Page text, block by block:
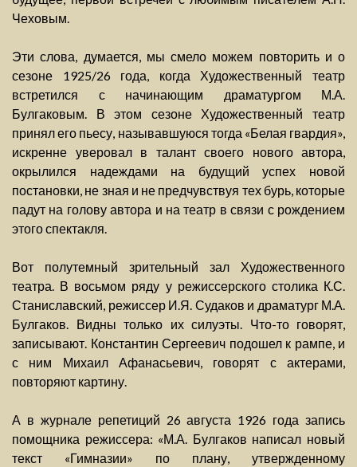
Чеховым.
Эти слова, думается, мы смело можем повторить и о
сезоне 1925/26 года, когда Художественный театр
встретился с начинающим драматургом М.А.
Булгаковым. В этом сезоне Художественный театр
принял его пьесу, называвшуюся тогда «Белая гвардия»,
искренне уверовал в талант своего нового автора,
окрылился надеждами на будущий успех новой
постановки, не зная и не предчувствуя тех бурь, которые
падут на голову автора и на театр в связи с рождением
этого спектакля.
Вот полутемный зрительный зал Художественного
театра. В восьмом ряду у режиссерского столика К.С.
Станиславский, режиссер И.Я. Судаков и драматург М.А.
Булгаков. Видны только их силуэты. Что-то говорят,
записывают. Константин Сергеевич подошел к рампе, и
с ним Михаил Афанасьевич, говорят с актерами,
повторяют картину.
А в журнале репетиций 26 августа 1926 года запись
помощника режиссера: «М.А. Булгаков написал новый
текст «Гимназии» по плану, утвержденному